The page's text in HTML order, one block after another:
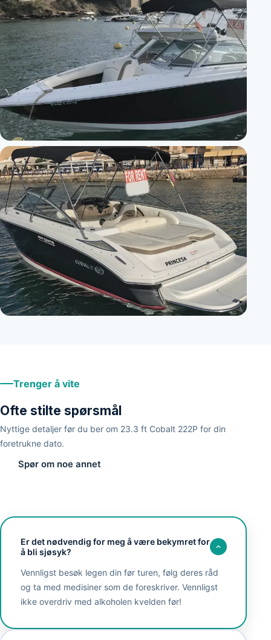
Trenger å vite
Ofte stilte spørsmål
Nyttige detaljer før du ber om 23.3 ft Cobalt 222P for din
foretrukne dato.
Spør om noe annet
Er det nødvendig for meg å være bekymret for
å bli sjøsyk?
Vennligst besøk legen din før turen, følg deres råd
og ta med medisiner som de foreskriver. Vennligst
ikke overdriv med alkoholen kvelden før!